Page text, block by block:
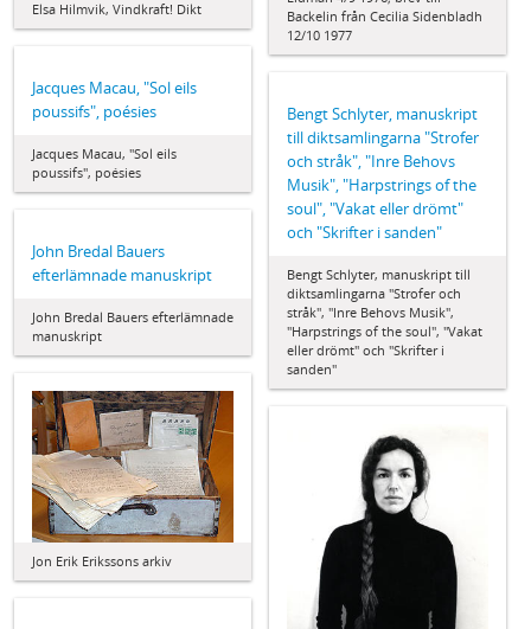
Backelin från Cecilia Sidenbladh
12/10 1977
Elsa Hilmvik, Vindkraft! Dikt
Jacques Macau, "Sol eils
poussifs", poésies
Jacques Macau, "Sol eils
poussifs", poésies
Bengt Schlyter, manuskript
till diktsamlingarna "Strofer
och stråk", "Inre Behovs
Musik", "Harpstrings of the
soul", "Vakat eller drömt"
och "Skrifter i sanden"
Bengt Schlyter, manuskript till
diktsamlingarna "Strofer och
stråk", "Inre Behovs Musik",
"Harpstrings of the soul", "Vakat
eller drömt" och "Skrifter i
sanden"
John Bredal Bauers
efterlämnade manuskript
John Bredal Bauers efterlämnade
manuskript
Jon Erik Erikssons arkiv